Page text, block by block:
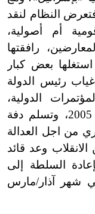
النظام لنقد
أم أصولية،
رافقتها
بعض كبار
رئيس الدولة
الدولية،
وقاموا بخلعه وفي 3 آب/أغسطس 2005، وتسلم دفة
من اجل العدالة
الانقلاب وعد قائد
السلطة إلى
في شهر آذار/مارس